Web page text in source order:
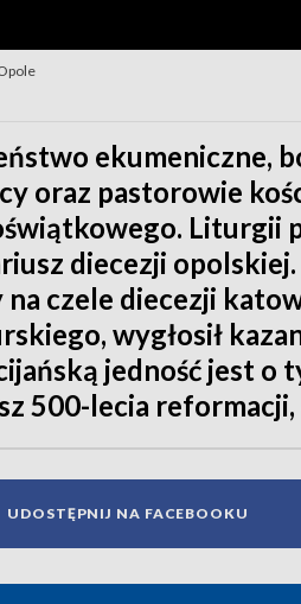
ekumeniczne,
oraz pastorowie
Liturgii
diecezji
na czele diecezji
wygłosił
jedność jest o
500-lecia
UDOSTĘPNIJ NA FACEBOOKU